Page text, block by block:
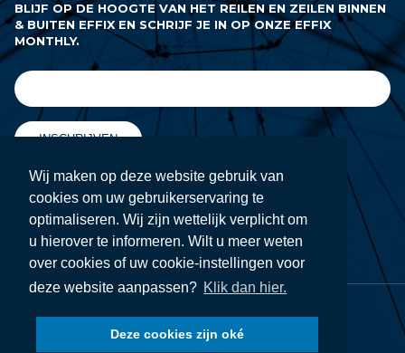
Wij maken op deze website gebruik van
cookies om uw gebruikerservaring te
optimaliseren. Wij zijn wettelijk verplicht om
u hierover te informeren. Wilt u meer weten
over cookies of uw cookie-instellingen voor
deze website aanpassen? Klik dan hier.
Deze cookies zijn oké
BLIJF OP DE HOOGTE VAN HET REILEN EN ZEILEN BINNEN
& BUITEN EFFIX EN SCHRIJF JE IN OP ONZE EFFIX
MONTHLY.
INSCHRIJVEN
VOLG ONS OP
© EFFIX GROUP 2026